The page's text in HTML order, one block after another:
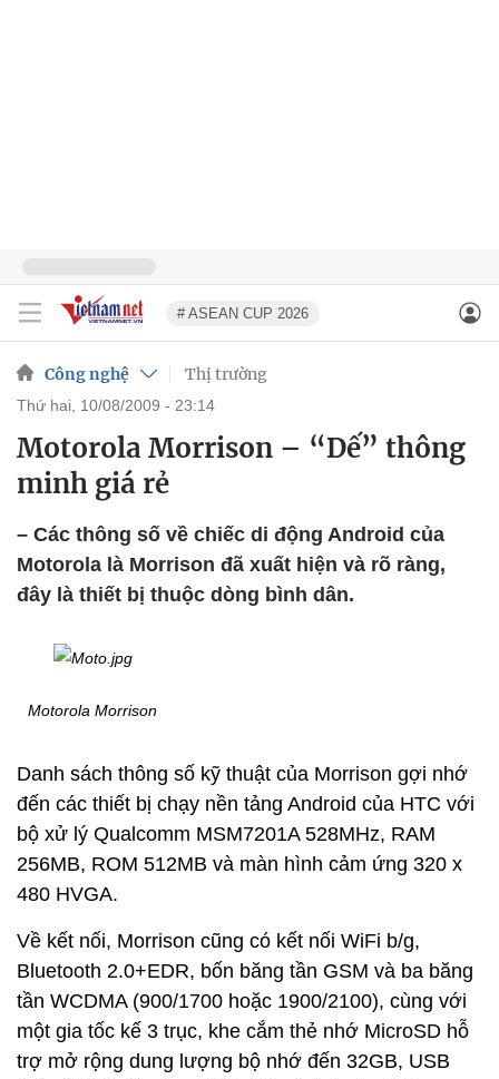
# ASEAN CUP 2026
Công nghệ Thị trường
thứ hai, 10/08/2009 - 23:14
Motorola Morrison – “Dế” thông
minh giá rẻ
– Các thông số về chiếc di động Android của
Motorola là Morrison đã xuất hiện và rõ ràng,
đây là thiết bị thuộc dòng bình dân.
Motorola Morrison
Danh sách thông số kỹ thuật của Morrison gợi nhớ
đến các thiết bị chạy nền tảng Android của HTC với
bộ xử lý Qualcomm MSM7201A 528MHz, RAM
256MB, ROM 512MB và màn hình cảm ứng 320 x
480 HVGA.
Về kết nối, Morrison cũng có kết nối WiFi b/g,
Bluetooth 2.0+EDR, bốn băng tần GSM và ba băng
tần WCDMA (900/1700 hoặc 1900/2100), cùng với
một gia tốc kế 3 trục, khe cắm thẻ nhớ MicroSD hỗ
trợ mở rộng dung lượng bộ nhớ đến 32GB, USB